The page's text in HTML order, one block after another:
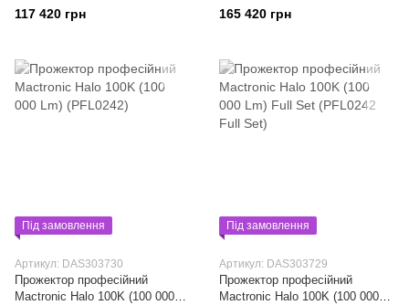
000 Lm) Recharg (PFL0151-E)
117 420 грн
000 Lm) Powerbank Recharg
(PFL0133-USB)
165 420 грн
Під замовлення
Артикул: DAS303730
Прожектор професійний
Mactronic Halo 100K (100 000
Під замовлення
Артикул: DAS303729
Прожектор професійний
Mactronic Halo 100K (100 000